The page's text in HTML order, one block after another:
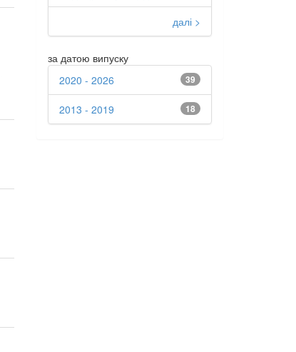
далі >
за датою випуску
39
2020 - 2026
18
2013 - 2019